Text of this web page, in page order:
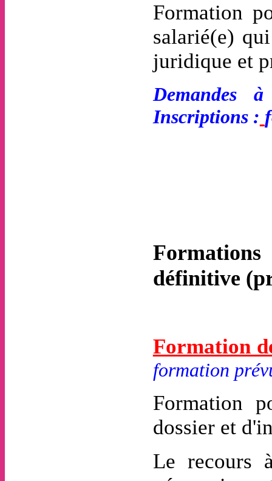
Formation
salarié(e)
juridique et
Demandes
Inscriptions :
définitive
Formation
formation
Formation
dossier et
Le recours